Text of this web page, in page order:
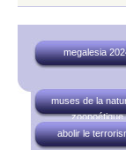
megalesia
muses de la
zoopoétique
abolir le